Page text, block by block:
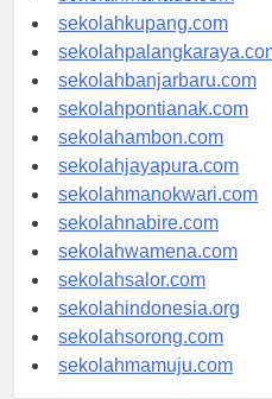
sekolahmanado.com
sekolahkupang.com
sekolahpalangkaraya.com
sekolahbanjarbaru.com
sekolahpontianak.com
sekolahambon.com
sekolahjayapura.com
sekolahmanokwari.com
sekolahnabire.com
sekolahwamena.com
sekolahsalor.com
sekolahindonesia.org
sekolahsorong.com